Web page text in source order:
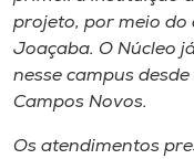
projeto, por meio do
Joaçaba. O Núcleo
nesse campus
Campos Novos.
Os atendimentos